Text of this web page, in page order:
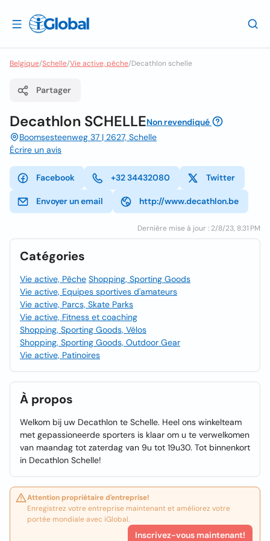
Belgique/Schelle/Vie active, pêche/Decathlon schelle
Partager
Decathlon SCHELLENon revendiqué
Boomsesteenweg 37 | 2627, Schelle
Écrire un avis
Facebook +32 34432080 Twitter
Envoyer un email http://www.decathlon.be
Dernière mise à jour : 2/8/23, 8:31 PM
Catégories
Vie active, Pêche Shopping, Sporting Goods
Vie active, Equipes sportives d'amateurs
Vie active, Parcs, Skate Parks
Vie active, Fitness et coaching
Shopping, Sporting Goods, Vélos
Shopping, Sporting Goods, Outdoor Gear
Vie active, Patinoires
À propos
Welkom bij uw Decathlon te Schelle. Heel ons winkelteam
met gepassioneerde sporters is klaar om u te verwelkomen
van maandag tot zaterdag van 9u tot 19u30. Tot binnenkort
in Decathlon Schelle!
Attention propriétaire d'entreprise!
Enregistrez votre entreprise maintenant et améliorez votre
portée mondiale avec iGlobal.
Inscrivez-vous maintenant!